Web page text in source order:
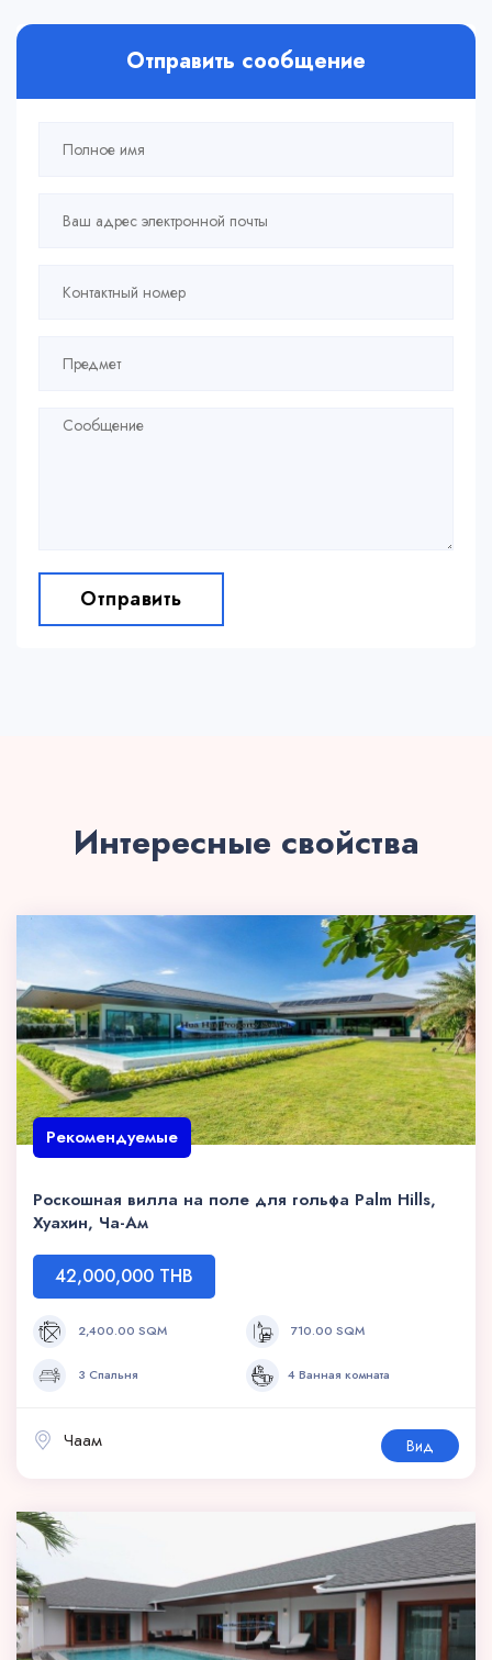
Отправить сообщение
Отправить
Интересные свойства
Рекомендуемые
Роскошная вилла на поле для гольфа Palm Hills,
Хуахин, Ча-Ам
42,000,000 THB
2,400.00 SQM 710.00 SQM
3 Спальня 4 Ванная комната
Чаам Вид